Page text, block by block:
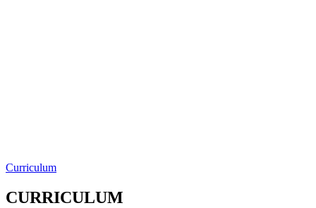
Curriculum
CURRICULUM